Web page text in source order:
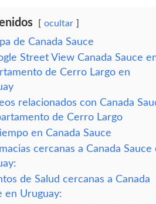
ocultar
de Canada Sauce
Street View Canada Sauce
de Cerro Largo en
relacionados con Canada
de Cerro Largo
en Canada Sauce
cercanas a Canada Sauce
de Salud cercanas a Canada
en Uruguay: